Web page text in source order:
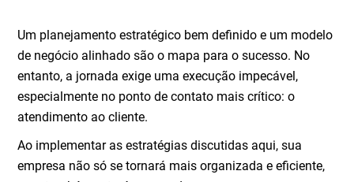
Um planejamento estratégico bem definido e um modelo
de negócio alinhado são o mapa para o sucesso. No
entanto, a jornada exige uma execução impecável,
especialmente no ponto de contato mais crítico: o
atendimento ao cliente.
Ao implementar as estratégias discutidas aqui, sua
empresa não só se tornará mais organizada e eficiente,